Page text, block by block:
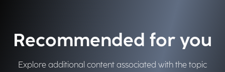
Recommended for you
Explore additional content associated with the topic